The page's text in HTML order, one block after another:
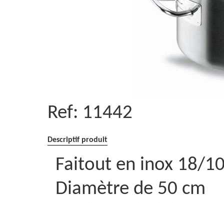
Ref: 11442
Descriptif produit
Faitout en inox 18/
Diamètre de 50 cm